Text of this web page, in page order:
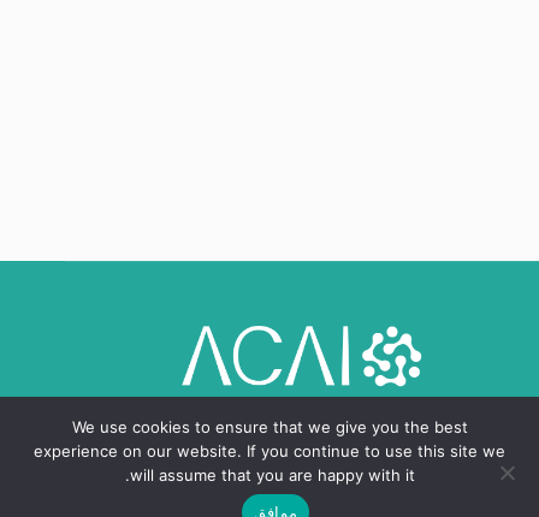
We use cookies to ensure that we give you the best
experience on our website. If you continue to use this site we
will assume that you are happy with it.
موافق